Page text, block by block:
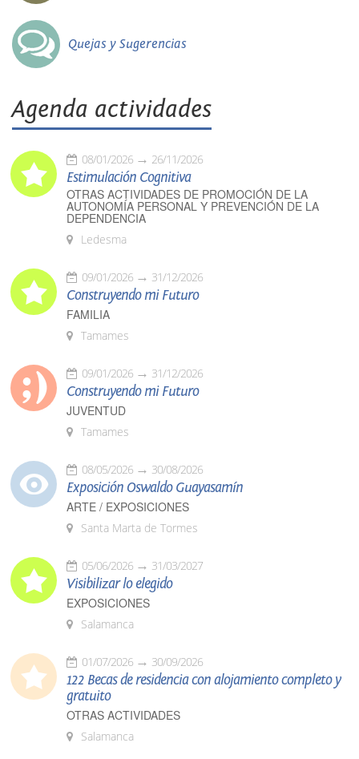
Quejas y Sugerencias
Agenda actividades
08/01/2026 26/11/2026
Estimulación Cognitiva
OTRAS ACTIVIDADES DE PROMOCIÓN DE LA
AUTONOMÍA PERSONAL Y PREVENCIÓN DE LA
DEPENDENCIA
Ledesma
09/01/2026 31/12/2026
Construyendo mi Futuro
FAMILIA
Tamames
09/01/2026 31/12/2026
Construyendo mi Futuro
JUVENTUD
Tamames
08/05/2026 30/08/2026
Exposición Oswaldo Guayasamín
ARTE / EXPOSICIONES
Santa Marta de Tormes
05/06/2026 31/03/2027
Visibilizar lo elegido
EXPOSICIONES
Salamanca
01/07/2026 30/09/2026
122 Becas de residencia con alojamiento completo y
gratuito
OTRAS ACTIVIDADES
Salamanca